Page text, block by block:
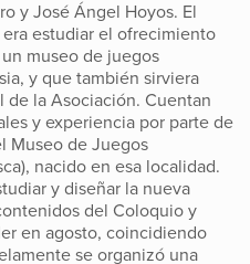
y José Ángel Hoyos. El
estudiar el ofrecimiento
museo de juegos
y que también sirviera
de la Asociación. Cuentan
y experiencia por parte de
Museo de Juegos
nacido en esa localidad.
y diseñar la nueva
del Coloquio y
en agosto, coincidiendo
se organizó una